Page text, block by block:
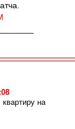
квартиру на